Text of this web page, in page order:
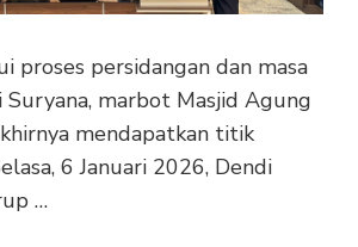
proses persidangan dan masa
Suryana, marbot Masjid Agung
mendapatkan titik
6 Januari 2026, Dendi
…